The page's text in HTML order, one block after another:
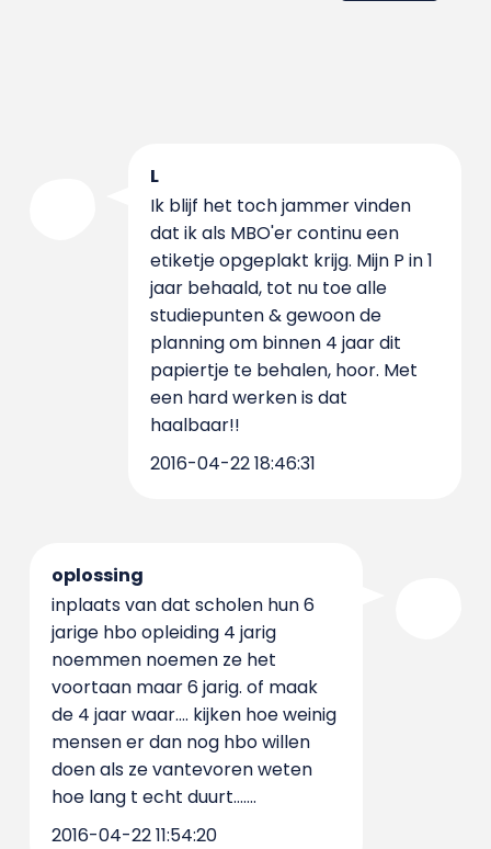
L
Ik blijf het toch jammer vinden
dat ik als MBO'er continu een
etiketje opgeplakt krijg. Mijn P in 1
jaar behaald, tot nu toe alle
studiepunten & gewoon de
planning om binnen 4 jaar dit
papiertje te behalen, hoor. Met
een hard werken is dat
haalbaar!!
2016-04-22 18:46:31
oplossing
inplaats van dat scholen hun 6
jarige hbo opleiding 4 jarig
noemmen noemen ze het
voortaan maar 6 jarig. of maak
de 4 jaar waar.... kijken hoe weinig
mensen er dan nog hbo willen
doen als ze vantevoren weten
hoe lang t echt duurt.......
2016-04-22 11:54:20